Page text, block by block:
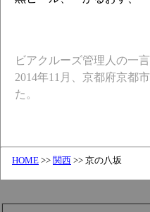
ビアクルーズ管理人の一言
2014年11月、京都府京都
た。
HOME >> 関西 >> 京の八坂